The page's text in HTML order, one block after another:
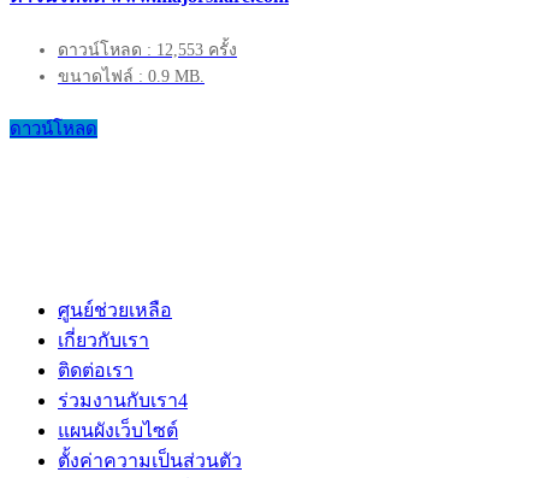
ดาวน์โหลด : 12,553 ครั้ง
ขนาดไฟล์ : 0.9 MB.
ดาวน์โหลด
ศูนย์ช่วยเหลือ
เกี่ยวกับเรา
ติดต่อเรา
ร่วมงานกับเรา4
แผนผังเว็บไซต์
ตั้งค่าความเป็นส่วนตัว